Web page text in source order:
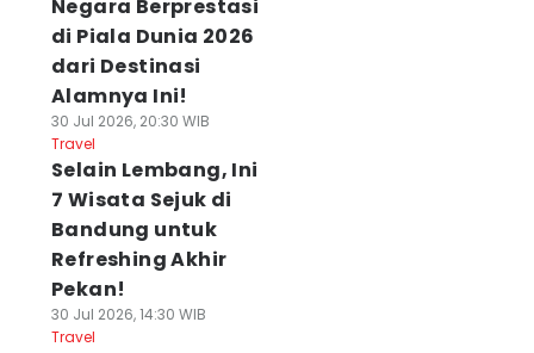
Negara Berprestasi
di Piala Dunia 2026
dari Destinasi
Alamnya Ini!
30 Jul 2026, 20:30 WIB
Travel
Selain Lembang, Ini
7 Wisata Sejuk di
Bandung untuk
Refreshing Akhir
Pekan!
30 Jul 2026, 14:30 WIB
Travel